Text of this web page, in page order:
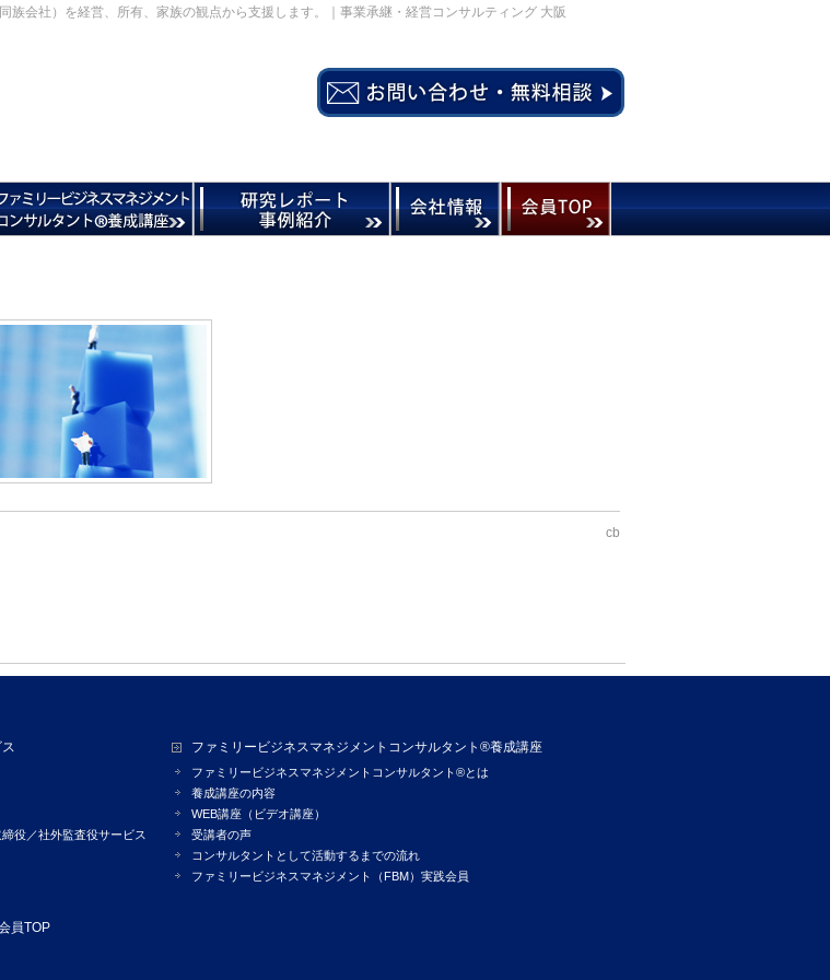
会社）を経営、所有、家族の観点から支援します。｜事業承継・経営コンサルティング 大阪
cb
役／社外監査役サービス
ファミリービジネスマネジメントコンサルタント®養成講座
ファミリービジネスマネジメントコンサルタント®とは
養成講座の内容
WEB講座（ビデオ講座）
受講者の声
コンサルタントとして活動するまでの流れ
ファミリービジネスマネジメント（FBM）実践会員
員TOP